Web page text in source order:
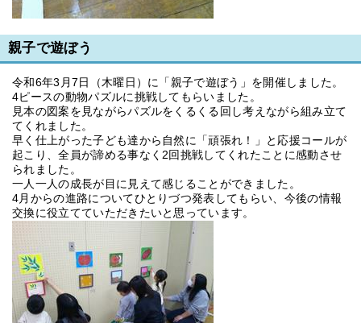
親子で遊ぼう
令和6年3月7日（木曜日）に「親子で遊ぼう」を開催しました。
4ピースの動物パズルに挑戦してもらいました。
見本の図案を見ながらパズルをくるくる回し考えながら組み立て
てくれました。
早く仕上がった子ども達から自然に「頑張れ！」と応援コールが
起こり、全員が諦める事なく2回挑戦してくれたことに感動させ
られました。
一人一人の成長が目に見えて感じることができました。
4月からの進路についてひとりづつ発表してもらい、今後の情報
交換に役立てていただきたいと思っています。